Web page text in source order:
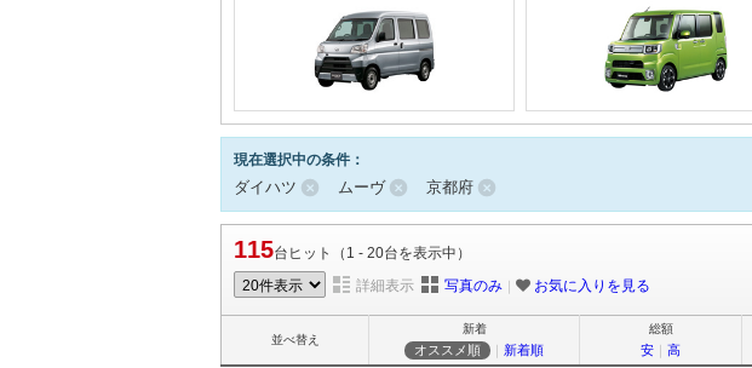
現在選択中の条件：
ダイハツ ムーヴ 京都府
115台ヒット（1 - 20台を表示中）
詳細表示 写真のみ ｜ お気に入りを見る
並べ替え
新着
オススメ順 ｜ 新着順
総額
安 ｜ 高